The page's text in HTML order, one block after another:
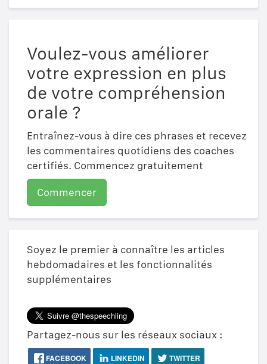
Voulez-vous améliorer
votre expression en plus
de votre compréhension
orale ?
Entraînez-vous à dire ces phrases et recevez
les commentaires quotidiens des coaches
certifiés. Commencez gratuitement
Commencer
Soyez le premier à connaître les articles
hebdomadaires et les fonctionnalités
supplémentaires
Partagez-nous sur les réseaux sociaux :
FACEBOOK LINKEDIN
TWITTER